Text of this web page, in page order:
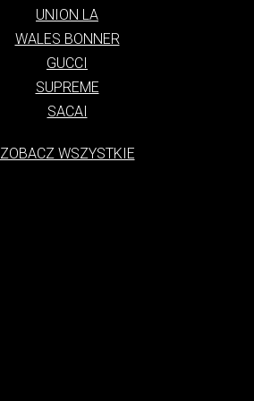
UNION LA
WALES BONNER
GUCCI
SUPREME
SACAI
ZOBACZ WSZYSTKIE